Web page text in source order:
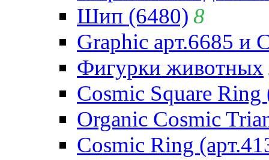
Шип (6480) 8
Graphic арт.6685 и
Фигурки животных
Cosmic Square Ring
Organic Cosmic
Cosmic Ring